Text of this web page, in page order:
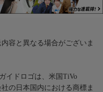
容と異なる場合がございま
イドロゴは、米国TiVo
の日本国内における商標ま